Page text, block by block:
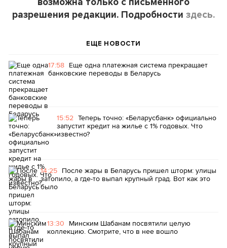
разрешения редакции. Подробности здесь.
ЕЩЕ НОВОСТИ
17:58 Еще одна платежная система прекращает
банковские переводы в Беларусь
15:52 Теперь точно: «Беларусбанк» официально
запустит кредит на жилье с 1% годовых. Что
известно?
14:25 После жары в Беларусь пришел шторм: улицы
затопило, а где-то выпал крупный град. Вот как это
было
13:30 Минским Шабанам посвятили целую
коллекцию. Смотрите, что в нее вошло